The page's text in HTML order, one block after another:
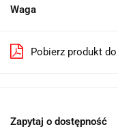
Waga
Pobierz produkt do
Zapytaj o dostępność